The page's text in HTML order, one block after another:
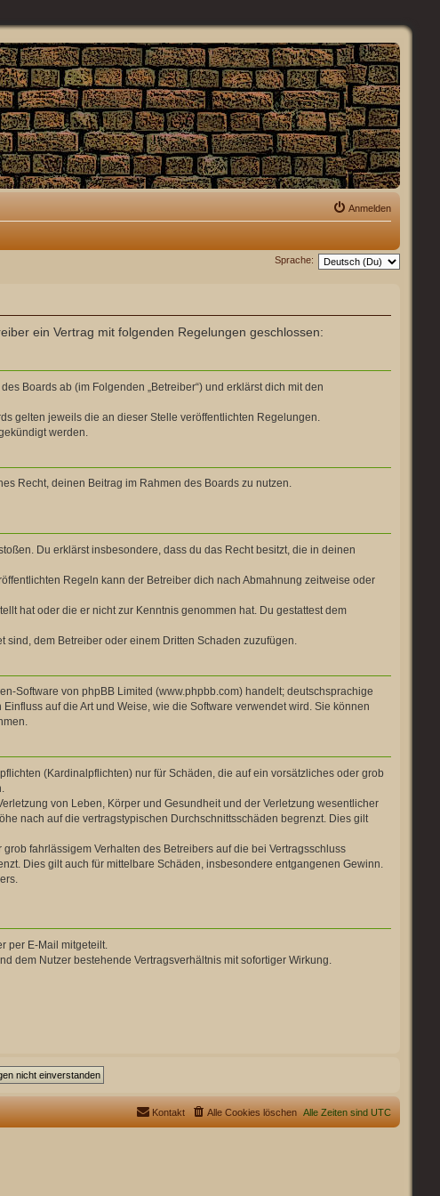
Anmelden
Sprache:
ein Vertrag mit folgenden Regelungen geschlossen:
Boards ab (im Folgenden „Betreiber“) und erklärst dich mit den
gelten jeweils die an dieser Stelle veröffentlichten Regelungen.
werden.
Recht, deinen Beitrag im Rahmen des Boards zu nutzen.
Du erklärst insbesondere, dass du das Recht besitzt, die in deinen
Regeln kann der Betreiber dich nach Abmahnung zeitweise oder
hat oder die er nicht zur Kenntnis genommen hat. Du gestattest dem
dem Betreiber oder einem Dritten Schaden zuzufügen.
Software von phpBB Limited (www.phpbb.com) handelt; deutschsprachige
auf die Art und Weise, wie die Software verwendet wird. Sie können
(Kardinalpflichten) nur für Schäden, die auf ein vorsätzliches oder grob
von Leben, Körper und Gesundheit und der Verletzung wesentlicher
nach auf die vertragstypischen Durchschnittsschäden begrenzt. Dies gilt
fahrlässigem Verhalten des Betreibers auf die bei Vertragsschluss
Dies gilt auch für mittelbare Schäden, insbesondere entgangenen Gewinn.
per E-Mail mitgeteilt.
dem Nutzer bestehende Vertragsverhältnis mit sofortiger Wirkung.
Alle Zeiten sind UTC
Alle Cookies löschen
Kontakt